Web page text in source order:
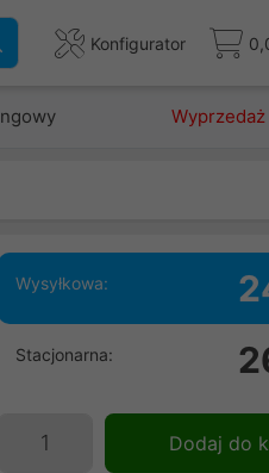
Konfigurator
Wyprzedaż
Wysyłkowa:
Stacjonarna:
Dodaj do